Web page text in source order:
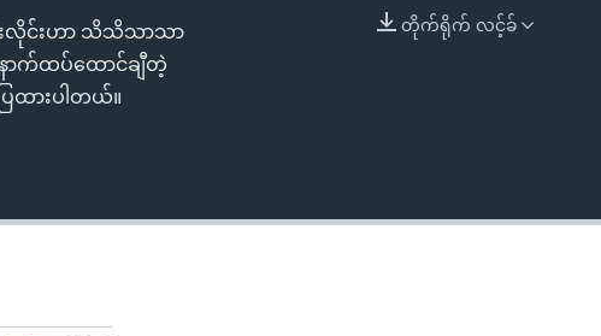
EMBED
တိုက်ရိုက် လင့်ခ်
းလိုင်းဟာ သိသိသာသာ
ာက်ထပ်ထောင်ချီတဲ့
ထားပါတယ်။